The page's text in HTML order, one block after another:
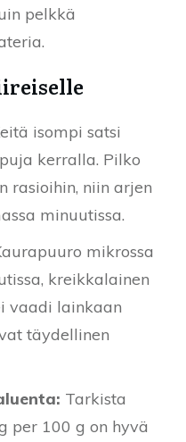
pelkkä
isompi satsi
kerralla. Pilko
rasioihin, niin arjen
minuutissa.
mikrossa
kreikkalainen
vaadi lainkaan
täydellinen
Tarkista
per 100 g on hyvä